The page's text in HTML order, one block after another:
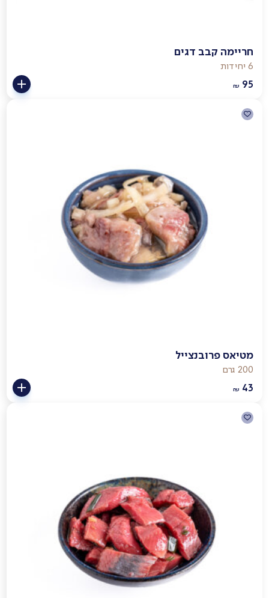
חריימה קבב דגים
6 יחידות
₪ 95
מטיאס פרובנצייל
200 גרם
₪ 43